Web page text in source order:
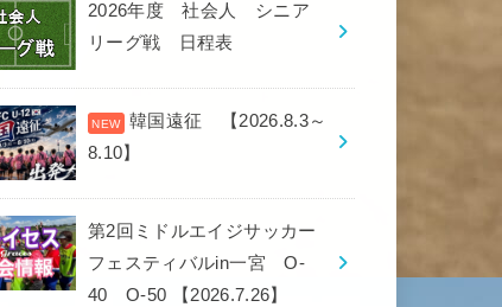
2026年度 社会人 シニア
リーグ戦 日程表
韓国遠征 【2026.8.3～
8.10】
第2回ミドルエイジサッカー
フェスティバルin一宮 O-
40 O-50 【2026.7.26】